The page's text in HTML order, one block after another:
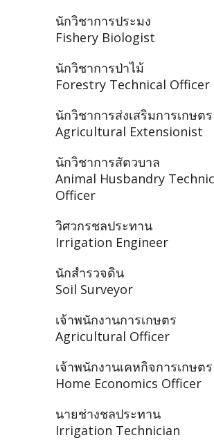
นักวิชาการประมง
Fishery Biologist
นักวิชาการป่าไม้
Forestry Technical Officer
นักวิชาการส่งเสริมการเกษตร
Agricultural Extensionist
นักวิชาการสัตวบาล
Animal Husbandry
Officer
วิศวกรชลประทาน
Irrigation Engineer
นักสำรวจดิน
Soil Surveyor
เจ้าพนักงานการเกษตร
Agricultural Officer
เจ้าพนักงานเคหกิจการเกษตร
Home Economics Officer
นายช่างชลประทาน
Irrigation Technician